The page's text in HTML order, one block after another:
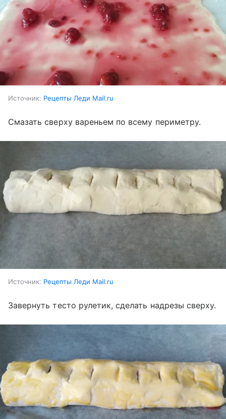
Источник: Рецепты Леди Mail.ru
Смазать сверху вареньем по всему периметру.
Источник: Рецепты Леди Mail.ru
Завернуть тесто рулетик, сделать надрезы сверху.